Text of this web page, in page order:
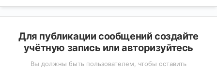
Для публикации сообщений создайте
учётную запись или авторизуйтесь
Вы должны быть пользователем, чтобы оставить